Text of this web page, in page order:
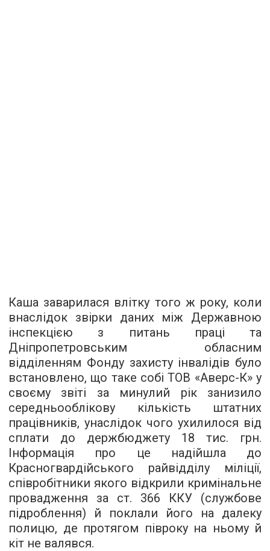
Каша заварилася влітку того ж року, коли
внаслідок звірки даних між Державною
інспекцією з питань праці та
Дніпропетровським обласним
відділенням Фонду захисту інвалідів було
встановлено, що таке собі ТОВ «Аверс-К» у
своєму звіті за минулий рік занизило
середньооблікову кількість штатних
працівників, унаслідок чого ухилилося від
сплати до держбюджету 18 тис. грн.
Інформація про це надійшла до
Красногвардійського райвідділу міліції,
співробітники якого відкрили кримінальне
провадження за ст. 366 ККУ (службове
підроблення) й поклали його на далеку
полицю, де протягом півроку на ньому й
кіт не валявся.